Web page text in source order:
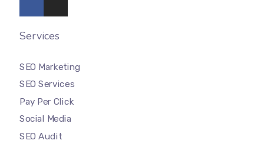
Services
SEO Marketing
SEO Services
Pay Per Click
Social Media
SEO Audit